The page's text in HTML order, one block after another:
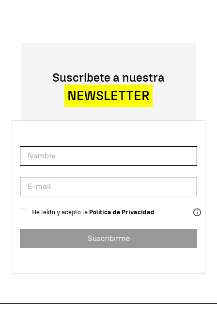
Suscríbete a nuestra
NEWSLETTER
He leído y acepto la Política de Privacidad
Suscribirme